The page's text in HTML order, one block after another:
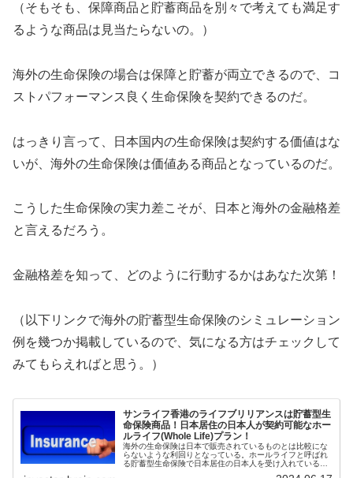
（そもそも、保障商品と貯蓄商品を別々で考えても満足す
るような商品は見当たらないの。）
海外の生命保険の場合は保障と貯蓄が両立できるので、コ
ストパフォーマンス良く生命保険を契約できるのだ。
はっきり言って、日本国内の生命保険は契約する価値はな
いが、海外の生命保険は価値ある商品となっているのだ。
こうした生命保険の実力差こそが、日本と海外の金融格差
と言えるだろう。
金融格差を知って、どのように行動するかはあなた次第！
（以下リンクで海外の貯蓄型生命保険のシミュレーション
例を幾つか掲載しているので、気になる方はチェックして
みてもらえればと思う。）
サンライフ香港のライフブリリアンスは貯蓄型生
命保険商品！日本居住の日本人が契約可能なホー
ルライフ(Whole Life)プラン！
海外の生命保険は日本で販売されているものとは比較にな
らないような利回りとなっている。ホールライフと呼ばれ
る貯蓄型生命保険で日本居住の日本人を受け入れているサ